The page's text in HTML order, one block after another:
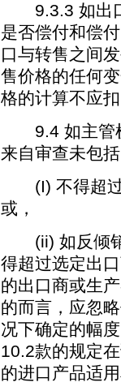
9.3.3 如出口
是否偿付和偿
口与转售之间
售价格的任何
格的计算不应
9.4 如主管机
来自审查未包
(I) 不得超过
或，
(ii) 如反倾销
得超过选定出
的出口商或生
的而言，应忽
况下确定的幅
10.2款的规定
的进口产品适